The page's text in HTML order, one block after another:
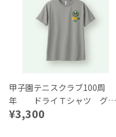
甲子園テニスクラブ100周
年 ドライＴシャツ グレ
ー
¥3,300